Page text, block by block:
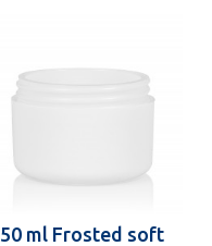
50 ml Frosted soft